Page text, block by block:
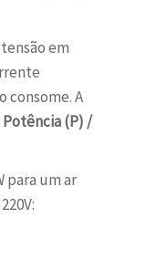
em
consome. A
(P) /
para um ar